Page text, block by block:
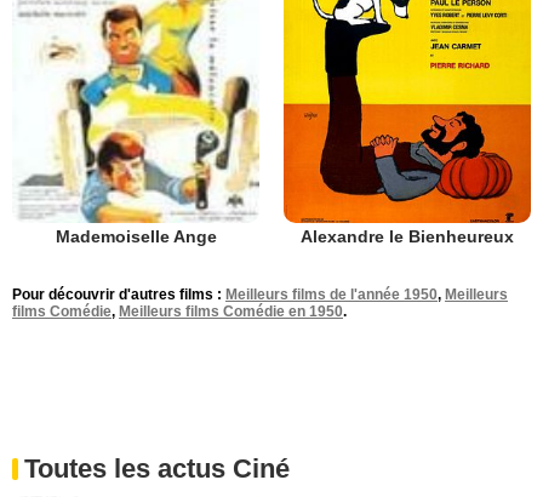
Mademoiselle Ange Alexandre le Bienheureux
Pour découvrir d'autres films : Meilleurs films de l'année 1950, Meilleurs
films Comédie, Meilleurs films Comédie en 1950.
Toutes les actus Ciné